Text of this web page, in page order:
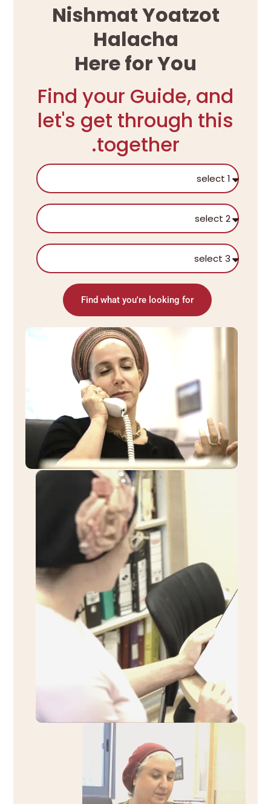
Nishmat Yoatzot
Halacha
Here for You
Find your Guide, and
let's get through this
together.
Find what you're looking for